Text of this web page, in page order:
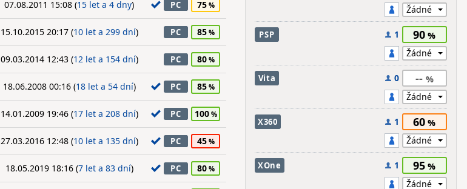
07.08.2011 15:08 (15 let a 4 dny) PC 75
15.10.2015 20:17 (10 let a 299 dní) PC 85
09.03.2014 12:43 (12 let a 154 dní) PC 80
18.06.2008 00:16 (18 let a 54 dní) PC 85
14.01.2009 19:46 (17 let a 208 dní) PC 100
27.03.2016 12:48 (10 let a 135 dní) PC 45
18.05.2019 18:16 (7 let a 83 dní) PC 80
PSP 1 90
Vita 0 --
X360 1 60
XOne 1 95